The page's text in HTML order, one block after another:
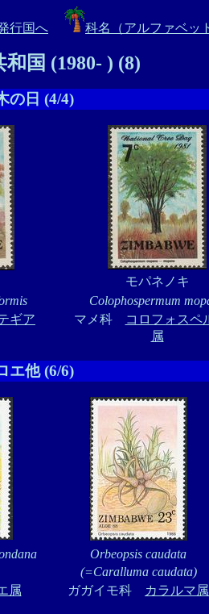
行国へ 科名（アルファベッ
国 (1980- ) (8)
の日 (4/4)
モパネノキ
Colophospermum
ギア
マメ科
コロフォスペ
属
エ他 (6/6)
Orbeopsis caudata
(=Caralluma caudata)
属 ガガイモ科 カラルマ属